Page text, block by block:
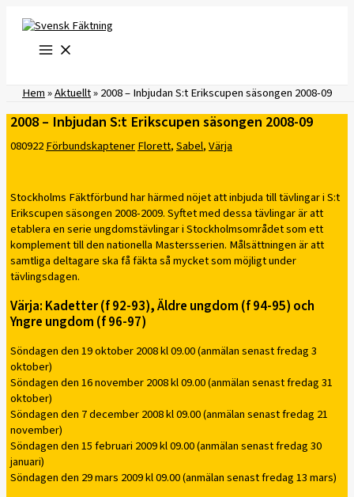
innehåll
Hem»Aktuellt»2008 – Inbjudan S:t Erikscupen säsongen 2008-09
2008 – Inbjudan S:t Erikscupen säsongen 2008-09
080922FörbundskaptenerFlorett,Sabel,Värja
Stockholms Fäktförbund har härmed nöjet att inbjuda till tävlingar i S:t
Erikscupen säsongen 2008-2009. Syftet med dessa tävlingar är att
etablera en serie ungdomstävlingar i Stockholmsområdet som ett
komplement till den nationella Mastersserien. Målsättningen är att
samtliga deltagare ska få fäkta så mycket som möjligt under
tävlingsdagen.
Värja: Kadetter (f 92-93), Äldre ungdom (f 94-95) och
Yngre ungdom (f 96-97)
Söndagen den 19 oktober 2008 kl 09.00 (anmälan senast fredag 3
oktober)
Söndagen den 16 november 2008 kl 09.00 (anmälan senast fredag 31
oktober)
Söndagen den 7 december 2008 kl 09.00 (anmälan senast fredag 21
november)
Söndagen den 15 februari 2009 kl 09.00 (anmälan senast fredag 30
januari)
Söndagen den 29 mars 2009 kl 09.00 (anmälan senast fredag 13 mars)